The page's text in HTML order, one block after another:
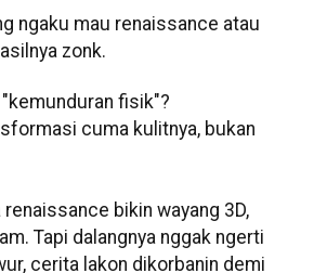
ngaku mau renaissance atau
zonk.
fisik"?
cuma kulitnya, bukan
bikin wayang 3D,
Tapi dalangnya nggak ngerti
cerita lakon dikorbanin demi